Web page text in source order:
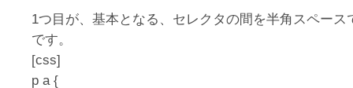
1つ目が、基本となる、セレクタの間を半角スペース
です。
[css]
p a {